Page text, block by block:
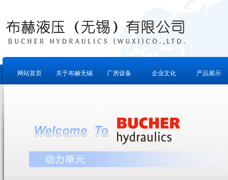
网站首页 关于布赫无锡 厂房设备 企业文化 产品展示